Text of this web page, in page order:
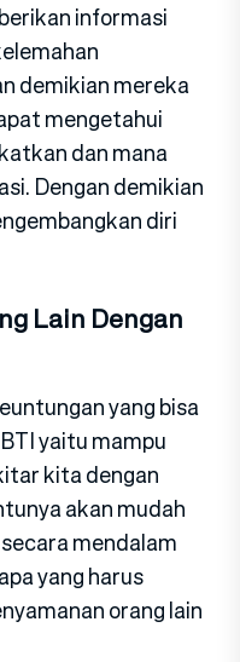
informasi
demikian mereka
mengetahui
dan mana
Dengan demikian
diri
Lain Dengan
yang bisa
yaitu mampu
kita dengan
akan mudah
mendalam
yang harus
orang lain